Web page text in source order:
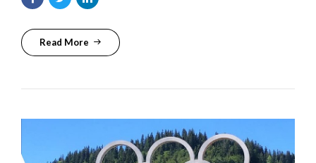
Read More